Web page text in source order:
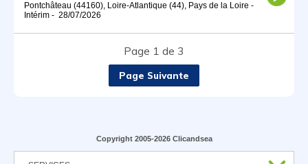
Pontchâteau (44160), Loire-Atlantique (44), Pays de la Loire -
Intérim - 28/07/2026
Page 1 de 3
Page Suivante
Copyright 2005-2026 Clicandsea